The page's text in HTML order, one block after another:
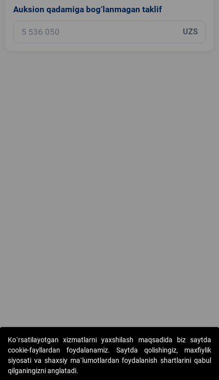
Auksion qadamiga bog‘lanmagan taklif
UZS
Copyright © 2017-2026. "Elektron onlayn-auksionlarni
Ko`rsatilayotgan xizmatlarni yaxshilash maqsadida biz saytda
cookie-fayllardan foydalanamiz. Saytda qolishingiz, maxfiylik
siyosati va shaxsiy ma`lumotlardan foydalanish shartlarini qabul
qilganingizni anglatadi.